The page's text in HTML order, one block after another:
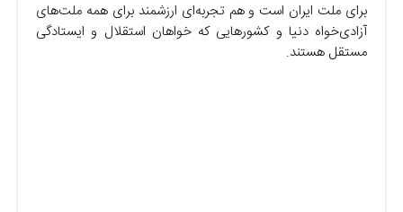
برای ملت ایران است و هم تجربه‌ای ارزشمند برای همه ملت‌های
آزادی‌خواه دنیا و کشور‌هایی که خواهان استقلال و ایستادگی
مستقل هستند.